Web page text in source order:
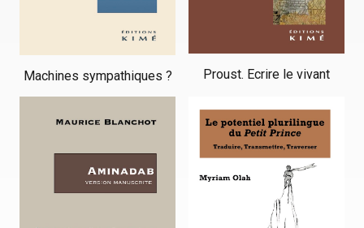
Machines sympathiques ? Proust. Ecrire le vivant